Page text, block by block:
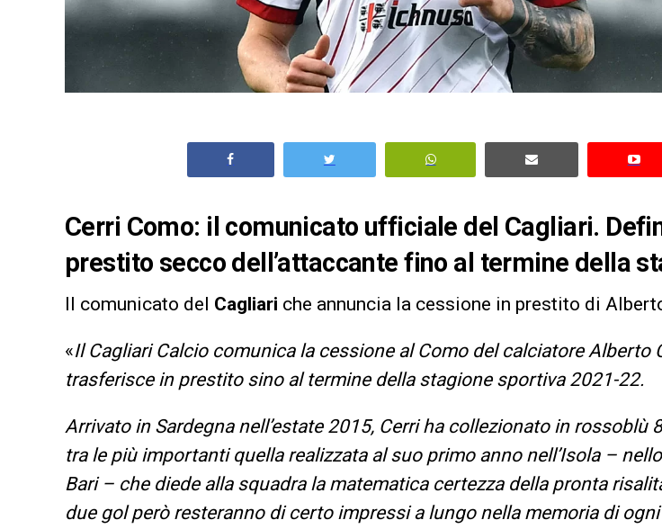
Cerri Como: il comunicato ufficiale del Cagliari.
prestito secco dell’attaccante fino al termine della
Il comunicato del Cagliari che annuncia la cessione in prestito di
«Il Cagliari Calcio comunica la cessione al Como del calciatore Alberto
trasferisce in prestito sino al termine della stagione sportiva 2021-22.
Arrivato in Sardegna nell’estate 2015, Cerri ha collezionato in rossoblù
tra le più importanti quella realizzata al suo primo anno nell’Isola –
Bari – che diede alla squadra la matematica certezza della pronta
due gol però resteranno di certo impressi a lungo nella memoria di